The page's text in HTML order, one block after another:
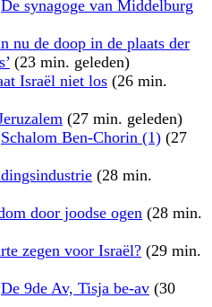
De synagoge van Middelburg
nu de doop in de plaats der
(23 min. geleden)
Israël niet los (26 min.
(27 min. geleden)
Schalom Ben-Chorin (1) (27
(28 min.
door joodse ogen (28 min.
zegen voor Israël? (29 min.
De 9de Av, Tisja be-av (30